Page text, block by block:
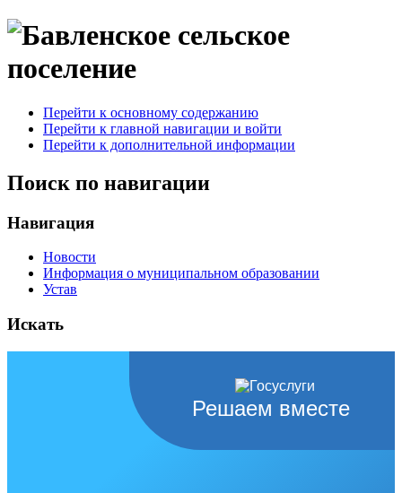
Перейти к основному содержанию
Перейти к главной навигации и войти
Перейти к дополнительной информации
Поиск по навигации
Навигация
Новости
Информация о муниципальном образовании
Устав
Искать
Решаем вместе